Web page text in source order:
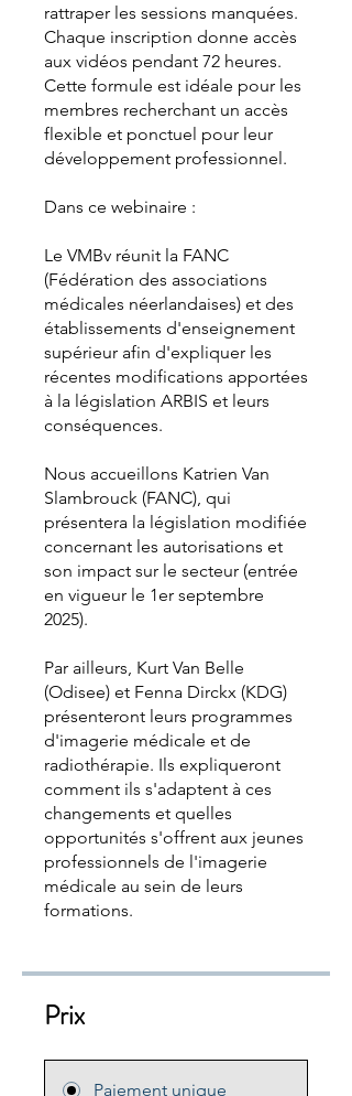
rattraper les sessions manquées.
Chaque inscription donne accès
aux vidéos pendant 72 heures.
Cette formule est idéale pour les
membres recherchant un accès
flexible et ponctuel pour leur
développement professionnel.
Dans ce webinaire :
Le VMBv réunit la FANC
(Fédération des associations
médicales néerlandaises) et des
établissements d'enseignement
supérieur afin d'expliquer les
récentes modifications apportées
à la législation ARBIS et leurs
conséquences.
Nous accueillons Katrien Van
Slambrouck (FANC), qui
présentera la législation modifiée
concernant les autorisations et
son impact sur le secteur (entrée
en vigueur le 1er septembre
2025).
Par ailleurs, Kurt Van Belle
(Odisee) et Fenna Dirckx (KDG)
présenteront leurs programmes
d'imagerie médicale et de
radiothérapie. Ils expliqueront
comment ils s'adaptent à ces
changements et quelles
opportunités s'offrent aux jeunes
professionnels de l'imagerie
médicale au sein de leurs
formations.
Prix
Paiement unique